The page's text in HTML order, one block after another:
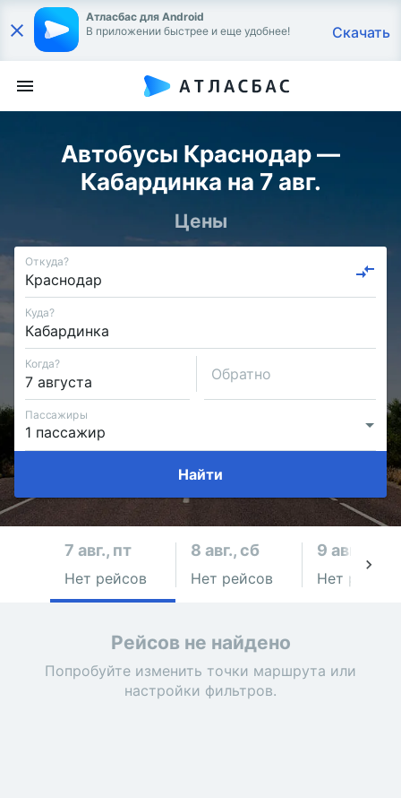
Атласбас для Android
В приложении быстрее и еще удобнее!
Скачать
Автобусы Краснодар —
Кабардинка на 7 авг.
Цены
Откуда?
Куда?
Когда?
Обратно
Пассажиры
Найти
7 авг., пт
Нет рейсов
8 авг., сб
Нет рейсов
9 авг., вс
Нет рейсов
Рейсов не найдено
Попробуйте изменить точки маршрута или
настройки фильтров.